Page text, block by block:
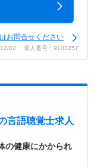
問合せください
12/02 求人番号：9103257
言語聴覚士求人
の健康にかかられ